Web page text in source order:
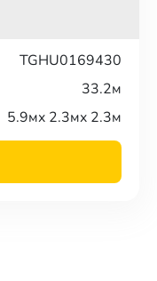
TGHU0169430
33.2м
5.9мx 2.3мx 2.3м